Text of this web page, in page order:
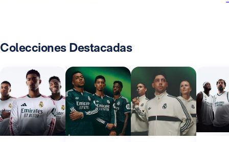
Colecciones Destacadas